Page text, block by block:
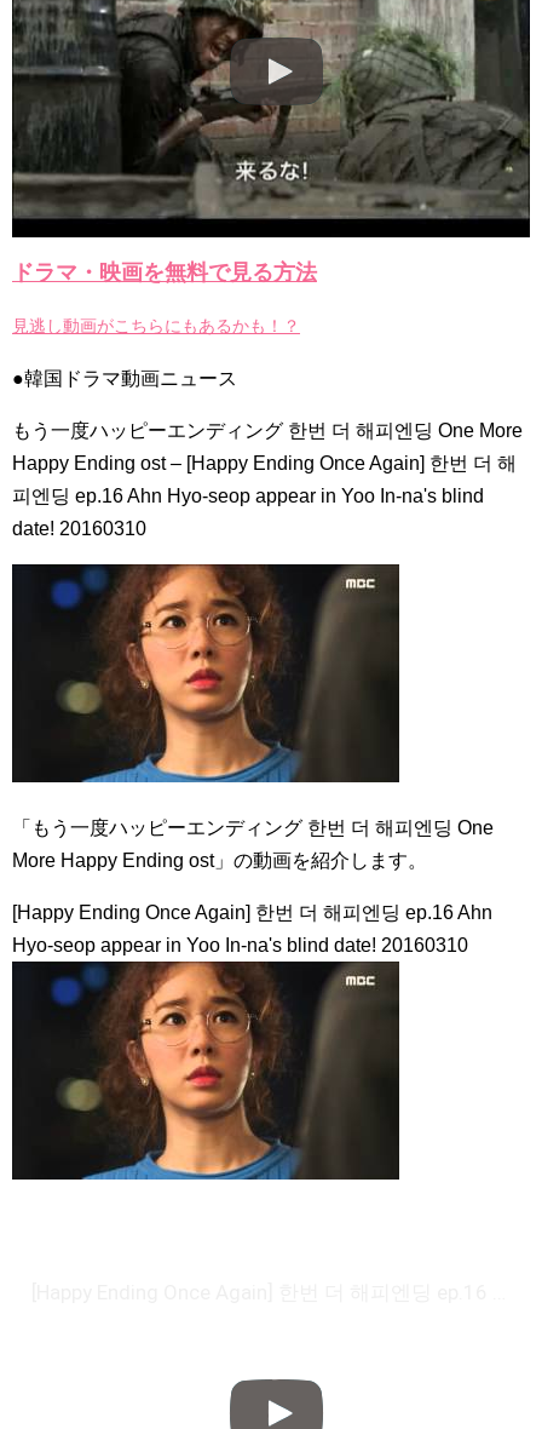
YUCHUN ♥ LOVE 15 「成均館 5話」
[Fan MV]七日の王妃(7일의 왕비)OST – 정기고 (Junggigo) – 그
리고 그려도 (Miss You In My Heart)
俳優カン・ギヨン、突然の熱愛宣言…「キム秘書がなぜそう
か」出演で話題 Big News TV
Powered by livedoor 相互RSS
ドラマ・映画を無料で見る方法
見逃し動画がこちらにもあるかも！？
●韓国ドラマ動画ニュース
もう一度ハッピーエンディング 한번 더 해피엔딩 One More
Happy Ending ost – [Happy Ending Once Again] 한번 더 해
피엔딩 ep.16 Ahn Hyo-seop appear in Yoo In-na's blind
date! 20160310
「もう一度ハッピーエンディング 한번 더 해피엔딩 One
More Happy Ending ost」の動画を紹介します。
[Happy Ending Once Again] 한번 더 해피엔딩 ep.16 Ahn
Hyo-seop appear in Yoo In-na's blind date! 20160310